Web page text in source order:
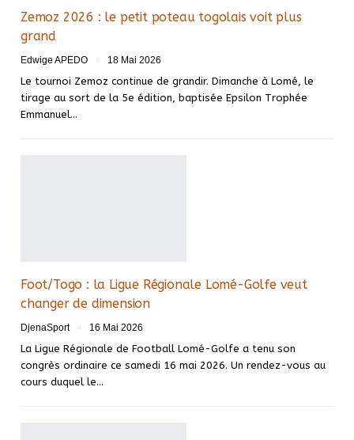
Zemoz 2026 : le petit poteau togolais voit plus
grand
Edwige APEDO 18 Mai 2026
Le tournoi Zemoz continue de grandir. Dimanche à Lomé, le
tirage au sort de la 5e édition, baptisée Epsilon Trophée
Emmanuel…
Foot/Togo : la Ligue Régionale Lomé-Golfe veut
changer de dimension
DjenaSport 16 Mai 2026
La Ligue Régionale de Football Lomé-Golfe a tenu son
congrès ordinaire ce samedi 16 mai 2026. Un rendez-vous au
cours duquel le…